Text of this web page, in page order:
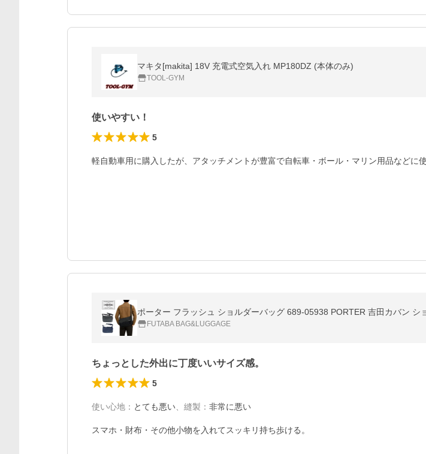
マキタ[makita] 18V 充電式空気入れ MP180DZ (本体のみ)
TOOL-GYM
使いやすい！
5
軽自動車用に購入したが、アタッチメントが豊富で自転車・ボール・マリン用品などに使
ポーター フラッシュ ショルダーバッグ 689-05938 PORTER 吉田カバン シ
FUTABA BAG&LUGGAGE
ちょっとした外出に丁度いいサイズ感。
5
使い心地 ： とても悪い 縫製 ： 非常に悪い
スマホ・財布・その他小物を入れてスッキリ持ち歩ける。